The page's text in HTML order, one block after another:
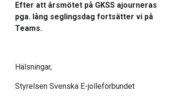
Efter att årsmötet på GKSSajourneras
pga. lång seglingsdag fortsätter vi på
Teams.
Hälsningar,
Styrelsen Svenska E-jolleförbundet